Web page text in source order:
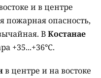
и в центре
пожарная опасность,
ВКостанае
+35...+36°C.
в центре и на востоке